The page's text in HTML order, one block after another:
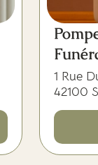
1 Rue
42100